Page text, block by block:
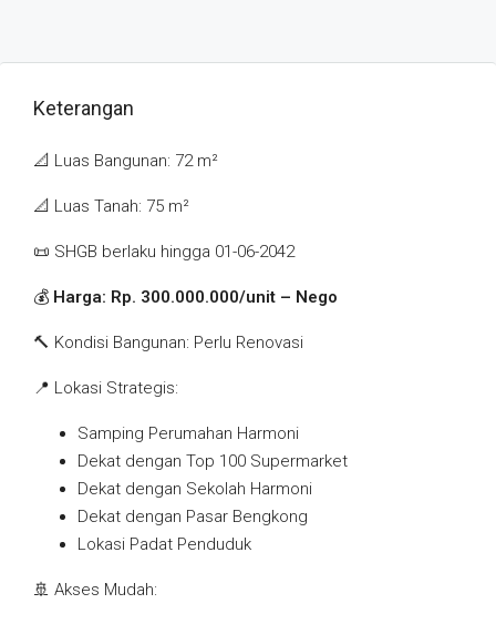
Keterangan
📐 Luas Bangunan: 72 m²
📐 Luas Tanah: 75 m²
📜 SHGB berlaku hingga 01-06-2042
💰 Harga: Rp. 300.000.000/unit – Nego
🔨 Kondisi Bangunan: Perlu Renovasi
📍 Lokasi Strategis:
Samping Perumahan Harmoni
Dekat dengan Top 100 Supermarket
Dekat dengan Sekolah Harmoni
Dekat dengan Pasar Bengkong
Lokasi Padat Penduduk
🚢 Akses Mudah: